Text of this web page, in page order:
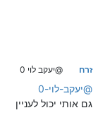
זרח @יעקב לוי 0
@יעקב-לוי-0
גם אותי יכול לעניין